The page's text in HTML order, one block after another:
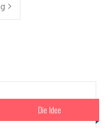
Die Idee